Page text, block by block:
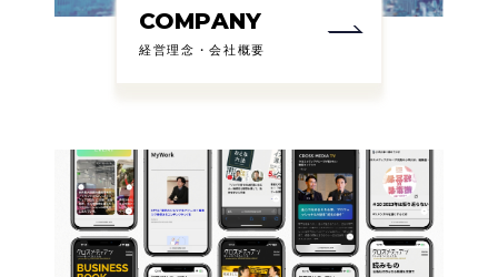
COMPANY
経営理念・会社概要